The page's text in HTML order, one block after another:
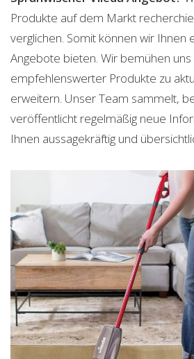
Produkte auf dem Markt
verglichen. Somit können wir Ihnen
Angebote bieten. Wir bemühen
empfehlenswerter Produkte zu
erweitern. Unser Team sammelt,
veröffentlicht regelmäßig neue
Ihnen aussagekräftig und